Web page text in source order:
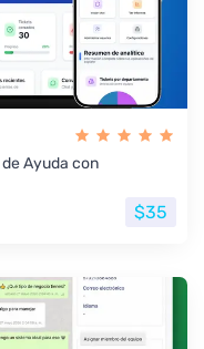
Ayuda con
$35